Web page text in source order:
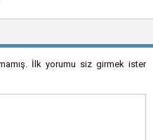
İlk yorumu siz girmek ister